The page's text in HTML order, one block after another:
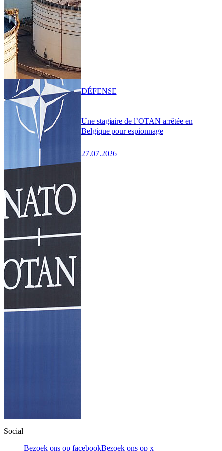
Une stagiaire de l’OTAN arrêtée en
Belgique pour espionnage
27.07.2026
DÉFENSE
Social
Bezoek ons op facebookBezoek ons op x